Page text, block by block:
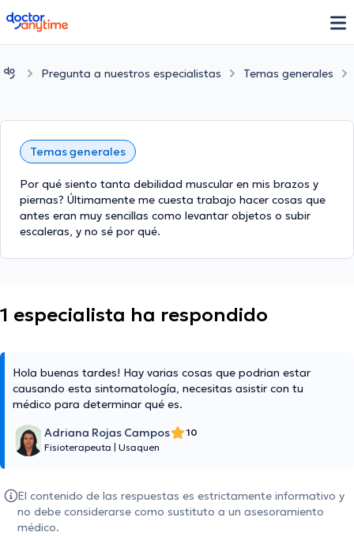
doctoranytime
Pregunta a nuestros especialistas Temas generales
Temas generales
Por qué siento tanta debilidad muscular en mis brazos y
piernas? Últimamente me cuesta trabajo hacer cosas que
antes eran muy sencillas como levantar objetos o subir
escaleras, y no sé por qué.
1 especialista ha respondido
Hola buenas tardes! Hay varias cosas que podrian estar
causando esta sintomatología, necesitas asistir con tu
médico para determinar qué es.
Adriana Rojas Campos
10
Fisioterapeuta
Usaquen
El contenido de las respuestas es estrictamente informativo y
no debe considerarse como sustituto a un asesoramiento
médico.